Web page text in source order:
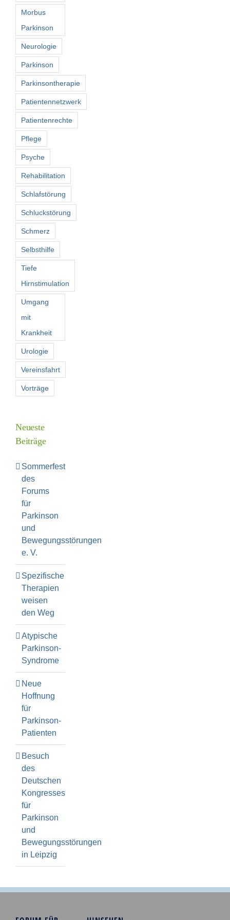
Morbus
Parkinson
Neurologie
Parkinson
Parkinsontherapie
Patientennetzwerk
Patientenrechte
Pflege
Psyche
Rehabilitation
Schlafstörung
Schluckstörung
Schmerz
Selbsthilfe
Tiefe
Hirnstimulation
Umgang
mit
Krankheit
Urologie
Vereinsfahrt
Vorträge
Neueste
Beiträge
Sommerfest
des
Forums
für
Parkinson
und
Bewegungsstörungen
e. V.
Spezifische
Therapien
weisen
den Weg
Atypische
Parkinson-
Syndrome
Neue
Hoffnung
für
Parkinson-
Patienten
Besuch
des
Deutschen
Kongresses
für
Parkinson
und
Bewegungsstörungen
in Leipzig